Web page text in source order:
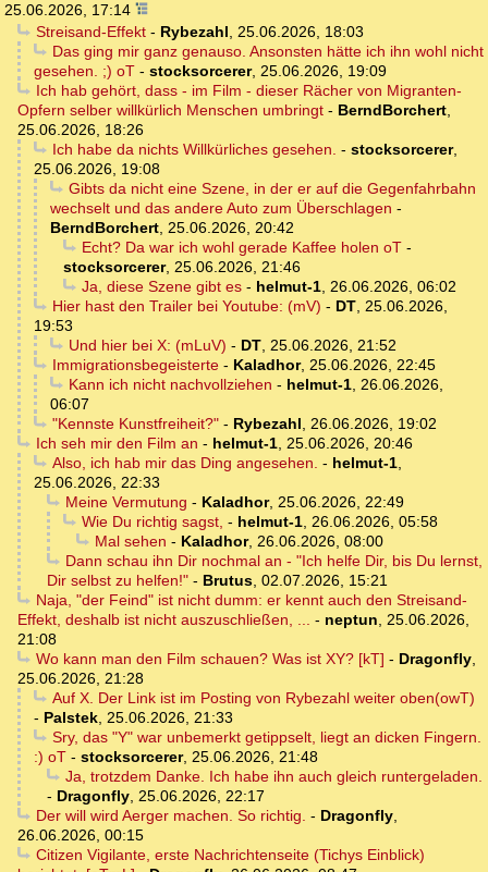
25.06.2026, 17:14
Streisand-Effekt- Rybezahl, 25.06.2026, 18:03
Das ging mir ganz genauso. Ansonsten hätte ich ihn wohl nicht
gesehen. ;) oT - stocksorcerer, 25.06.2026, 19:09
Ich hab gehört, dass - im Film - dieser Rächer von Migranten-
Opfern selber willkürlich Menschen umbringt - BerndBorchert,
25.06.2026, 18:26
Ich habe da nichts Willkürliches gesehen. - stocksorcerer,
25.06.2026, 19:08
Gibts da nicht eine Szene, in der er auf die Gegenfahrbahn
wechselt und das andere Auto zum Überschlagen -
BerndBorchert, 25.06.2026, 20:42
Echt? Da war ich wohl gerade Kaffee holen oT-
stocksorcerer, 25.06.2026, 21:46
Ja, diese Szene gibt es- helmut-1, 26.06.2026, 06:02
Hier hast den Trailer bei Youtube: (mV) - DT, 25.06.2026,
19:53
Und hier bei X: (mLuV) - DT, 25.06.2026, 21:52
Immigrationsbegeisterte- Kaladhor, 25.06.2026, 22:45
Kann ich nicht nachvollziehen - helmut-1, 26.06.2026,
06:07
"Kennste Kunstfreiheit?"- Rybezahl, 26.06.2026, 19:02
Ich seh mir den Film an - helmut-1, 25.06.2026, 20:46
Also, ich hab mir das Ding angesehen. - helmut-1,
25.06.2026, 22:33
Meine Vermutung - Kaladhor, 25.06.2026, 22:49
Wie Du richtig sagst, - helmut-1, 26.06.2026, 05:58
Mal sehen - Kaladhor, 26.06.2026, 08:00
Dann schau ihn Dir nochmal an - "Ich helfe Dir, bis Du lernst,
Dir selbst zu helfen!" - Brutus, 02.07.2026, 15:21
Naja, "der Feind" ist nicht dumm: er kennt auch den Streisand-
Effekt, deshalb ist nicht auszuschließen, ... - neptun, 25.06.2026,
21:08
Wo kann man den Film schauen? Was ist XY? [kT] - Dragonfly,
25.06.2026, 21:28
Auf X. Der Link ist im Posting von Rybezahl weiter oben(owT)
- Palstek, 25.06.2026, 21:33
Sry, das "Y" war unbemerkt getippselt, liegt an dicken Fingern.
:) oT - stocksorcerer, 25.06.2026, 21:48
Ja, trotzdem Danke. Ich habe ihn auch gleich runtergeladen.
- Dragonfly, 25.06.2026, 22:17
Der will wird Aerger machen. So richtig. - Dragonfly,
26.06.2026, 00:15
Citizen Vigilante, erste Nachrichtenseite (Tichys Einblick)